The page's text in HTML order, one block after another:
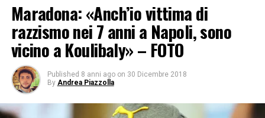
Maradona: «Anch’io vittima di
razzismo nei 7 anni a Napoli, sono
vicino a Koulibaly» – FOTO
Published 8 anni ago on 30 Dicembre 2018
By Andrea Piazzolla